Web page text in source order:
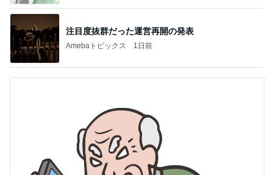
注目度抜群だった運営再開の発表
Amebaトピックス 1日前